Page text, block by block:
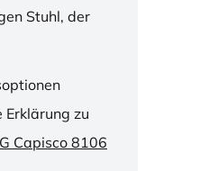
Stuhl, der
Erklärung zu
Capisco 8106